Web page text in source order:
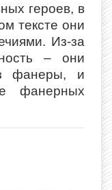
героев, в
тексте они
Из-за
– они
фанеры, и
фанерных